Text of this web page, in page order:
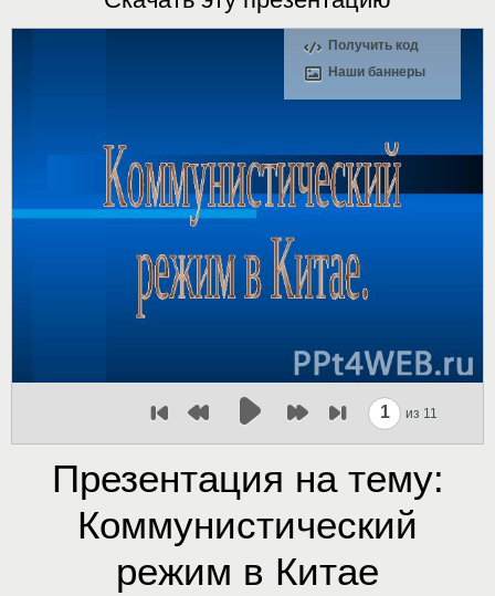
Получить код
Наши баннеры
1 из 11
Презентация на тему:
Коммунистический
режим в Китае